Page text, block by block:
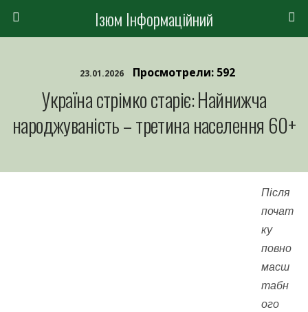
Ізюм Інформаційний
23.01.2026 Просмотрели: 592
Україна стрімко старіє: Найнижча
народжуваність – третина населення 60+
Після
почат
ку
повно
масш
табн
ого